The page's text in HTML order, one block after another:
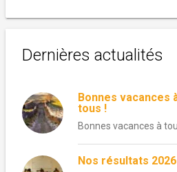
Dernières actualités
Bonnes vacances
tous !
Bonnes vacances à
Nos résultats 2026